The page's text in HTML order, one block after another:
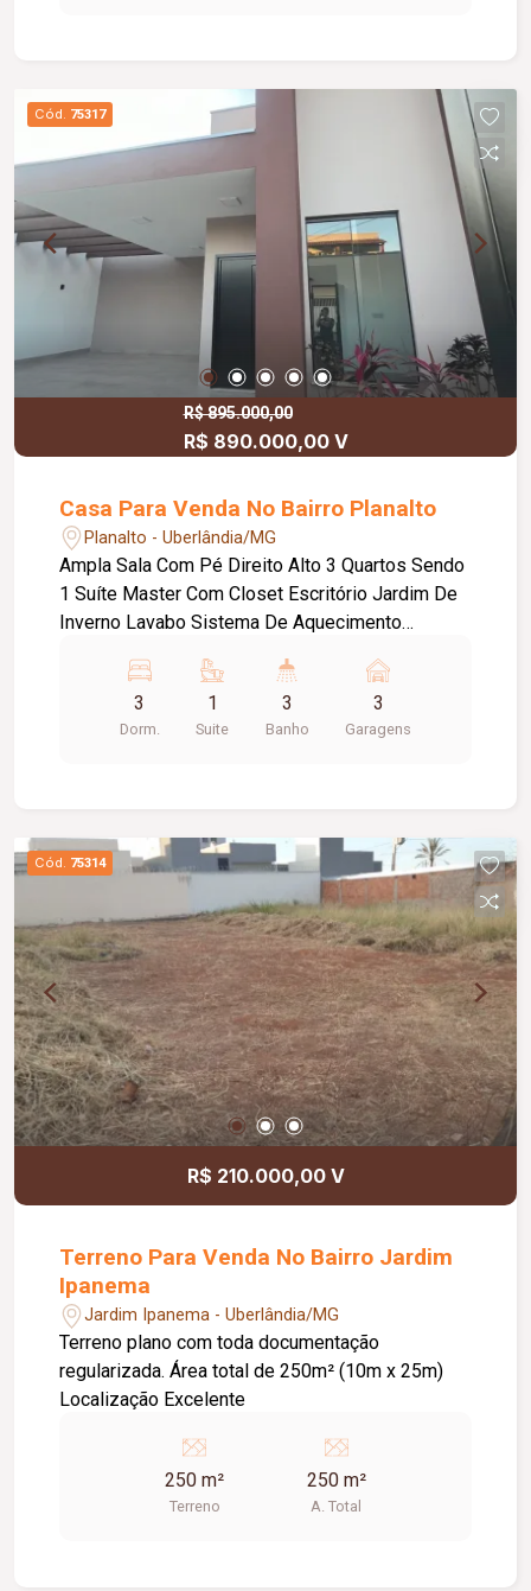
Cód. 75317
R$ 895.000,00
R$ 890.000,00 V
Casa Para Venda No Bairro Planalto
Planalto - Uberlândia/MG
Ampla Sala Com Pé Direito Alto 3 Quartos Sendo
1 Suíte Master Com Closet Escritório Jardim De
Inverno Lavabo Sistema De Aquecimento
Em Led Cozinha Churrasqueira Área De Serviço
Lavanderia Fechada E Separada Quarto De
Serviço Garagem 3 Vagas Espaçosas
3
Dorm.
1
Suite
3
Banho
3
Garagens
Cód. 75314
R$ 210.000,00 V
Terreno Para Venda No Bairro Jardim
Ipanema
Jardim Ipanema - Uberlândia/MG
Terreno plano com toda documentação
regularizada. Área total de 250m² (10m x 25m)
Localização Excelente
250 m²
Terreno
250 m²
A. Total